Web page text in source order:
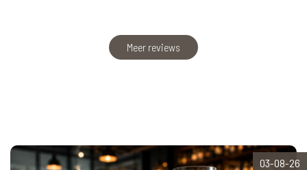
Meer reviews
03-08-26